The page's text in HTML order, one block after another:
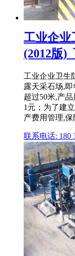
工业企业
(2012版
工业企业卫生
露天采石场,
超过50米,产
1元；为了建
产费用管理,
联系电话: 180